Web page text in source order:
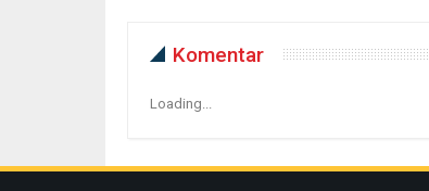
Komentar
Loading...